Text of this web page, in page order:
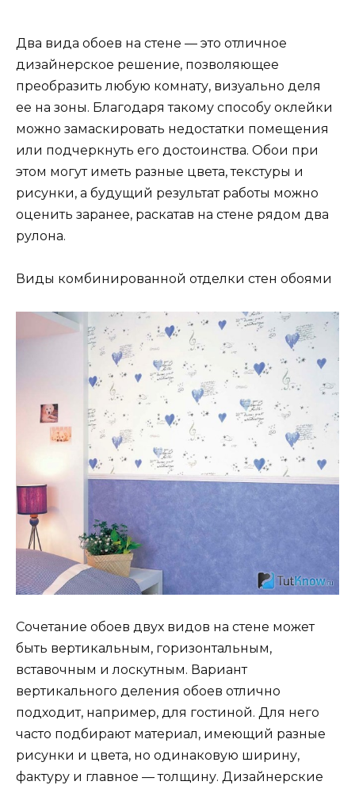
Два вида обоев на стене — это отличное
дизайнерское решение, позволяющее
преобразить любую комнату, визуально деля
ее на зоны. Благодаря такому способу оклейки
можно замаскировать недостатки помещения
или подчеркнуть его достоинства. Обои при
этом могут иметь разные цвета, текстуры и
рисунки, а будущий результат работы можно
оценить заранее, раскатав на стене рядом два
рулона.
Виды комбинированной отделки стен обоями
Сочетание обоев двух видов на стене может
быть вертикальным, горизонтальным,
вставочным и лоскутным. Вариант
вертикального деления обоев отлично
подходит, например, для гостиной. Для него
часто подбирают материал, имеющий разные
рисунки и цвета, но одинаковую ширину,
фактуру и главное — толщину. Дизайнерские